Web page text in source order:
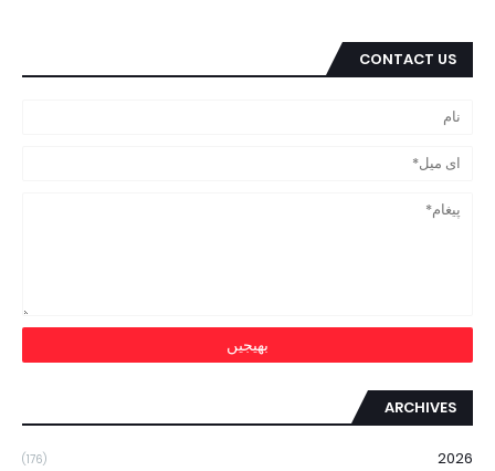
CONTACT US
ARCHIVES
2026
(176)